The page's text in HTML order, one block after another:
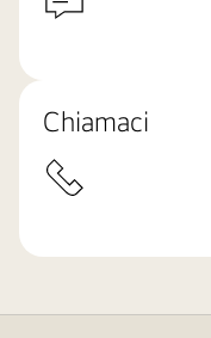
Chiamaci